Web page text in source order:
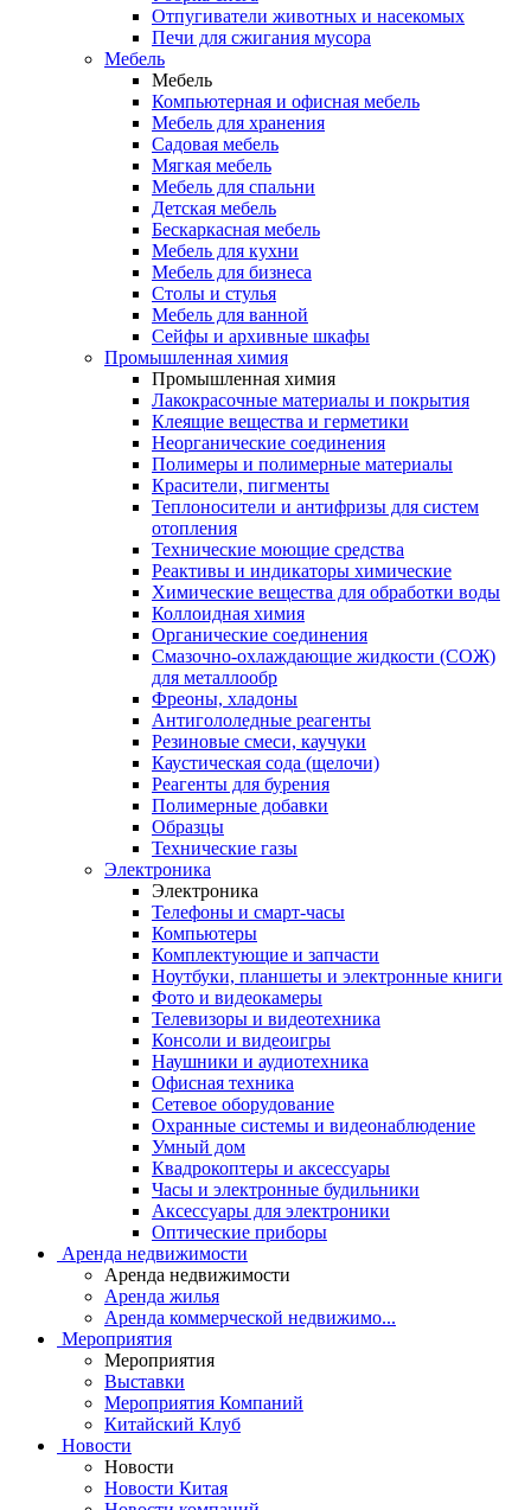
Отпугиватели животных и насекомых
Печи для сжигания мусора
Мебель
Мебель
Компьютерная и офисная мебель
Мебель для хранения
Садовая мебель
Мягкая мебель
Мебель для спальни
Детская мебель
Бескаркасная мебель
Мебель для кухни
Мебель для бизнеса
Столы и стулья
Мебель для ванной
Сейфы и архивные шкафы
Промышленная химия
Промышленная химия
Лакокрасочные материалы и покрытия
Клеящие вещества и герметики
Неорганические соединения
Полимеры и полимерные материалы
Красители, пигменты
Теплоносители и антифризы для систем
отопления
Технические моющие средства
Реактивы и индикаторы химические
Химические вещества для обработки воды
Коллоидная химия
Органические соединения
Смазочно-охлаждающие жидкости (СОЖ)
для металлообр
Фреоны, хладоны
Антигололедные реагенты
Резиновые смеси, каучуки
Каустическая сода (щелочи)
Реагенты для бурения
Полимерные добавки
Образцы
Технические газы
Электроника
Электроника
Телефоны и смарт-часы
Компьютеры
Комплектующие и запчасти
Ноутбуки, планшеты и электронные книги
Фото и видеокамеры
Телевизоры и видеотехника
Консоли и видеоигры
Наушники и аудиотехника
Офисная техника
Сетевое оборудование
Охранные системы и видеонаблюдение
Умный дом
Квадрокоптеры и аксессуары
Часы и электронные будильники
Аксессуары для электроники
Оптические приборы
Аренда недвижимости
Аренда недвижимости
Аренда жилья
Аренда коммерческой недвижимо...
Мероприятия
Мероприятия
Выставки
Мероприятия Компаний
Китайский Клуб
Новости
Новости
Новости Китая